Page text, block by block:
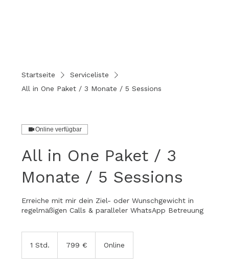
Startseite
Serviceliste
All in One Paket / 3 Monate / 5 Sessions
Online verfügbar
All in One Paket / 3
Monate / 5 Sessions
Erreiche mit mir dein Ziel- oder Wunschgewicht in
regelmäßigen Calls & paralleler WhatsApp Betreuung
1 Std. 799 € Online